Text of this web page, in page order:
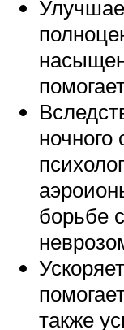
ночного
борьбе
также